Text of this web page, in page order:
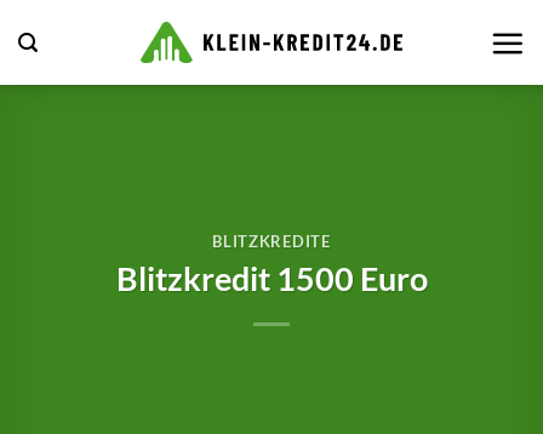
Inhalt
springen
BLITZKREDITE
Blitzkredit 1500 Euro